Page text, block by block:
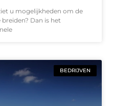
u mogelijkheden om de
Dan is het
BEDRIJVEN